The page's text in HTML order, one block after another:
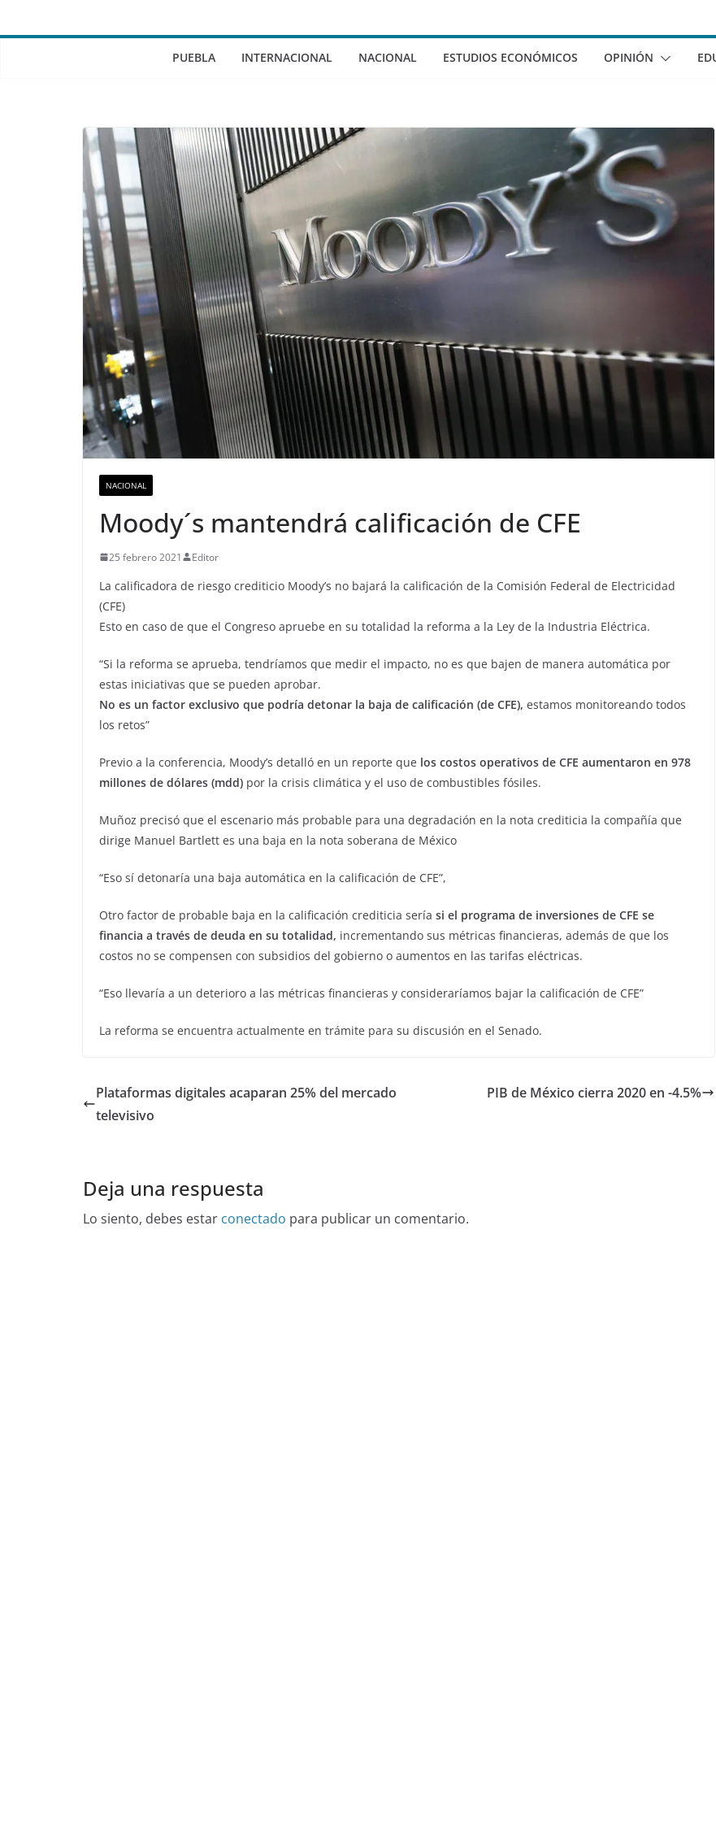
PUEBLA INTERNACIONAL NACIONAL ESTUDIOS ECONÓMICOS OPINIÓN
NACIONAL
Moody´s mantendrá calificación de CFE
25 febrero 2021 Editor
La calificadora de riesgo crediticio Moody’s no bajará la calificación de la Comisión Federal de Electricidad
(CFE)
Esto en caso de que el Congreso apruebe en su totalidad la reforma a la Ley de la Industria Eléctrica.
“Si la reforma se aprueba, tendríamos que medir el impacto, no es que bajen de manera automática por
estas iniciativas que se pueden aprobar.
No es un factor exclusivo que podría detonar la baja de calificación (de CFE), estamos monitoreando todos
los retos”
Previo a la conferencia, Moody’s detalló en un reporte que los costos operativos de CFE aumentaron en 978
millones de dólares (mdd) por la crisis climática y el uso de combustibles fósiles.
Muñoz precisó que el escenario más probable para una degradación en la nota crediticia la compañía que
dirige Manuel Bartlett es una baja en la nota soberana de México
“Eso sí detonaría una baja automática en la calificación de CFE”,
Otro factor de probable baja en la calificación crediticia sería si el programa de inversiones de CFE se
financia a través de deuda en su totalidad, incrementando sus métricas financieras, además de que los
costos no se compensen con subsidios del gobierno o aumentos en las tarifas eléctricas.
“Eso llevaría a un deterioro a las métricas financieras y consideraríamos bajar la calificación de CFE”
La reforma se encuentra actualmente en trámite para su discusión en el Senado.
Plataformas digitales acaparan 25% del mercado
televisivo
PIB de México cierra 2020 en -4.5%
Deja una respuesta
Lo siento, debes estar conectado para publicar un comentario.